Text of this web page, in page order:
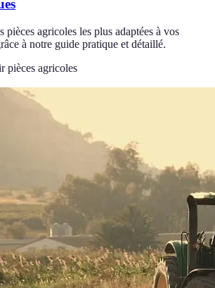
pièces agricoles les plus adaptées à vos
à notre guide pratique et détaillé.
pièces agricoles